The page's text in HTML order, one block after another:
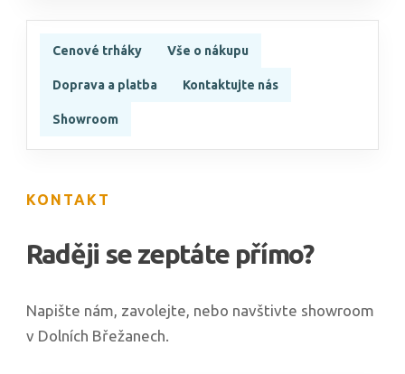
Cenové trháky Vše o nákupu
Doprava a platba Kontaktujte nás
Showroom
KONTAKT
Raději se zeptáte přímo?
Napište nám, zavolejte, nebo navštivte showroom
v Dolních Břežanech.